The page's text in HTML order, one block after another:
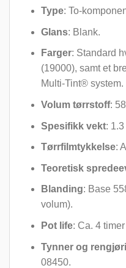
Type: To-
Glans: Blank.
Farger: Standard
(19000), samt et
Multi-Tint® system.
Volum tørrstoff:
Spesifikk vekt: 1.3
Tørrfilmtykkelse:
Teoretisk
Blanding: Base
volum).
Pot life: Ca. 4
Tynner og
08450.